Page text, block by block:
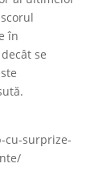
în
se
cu-surprize-